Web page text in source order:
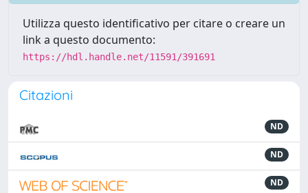
Utilizza questo identificativo per citare o creare un
link a questo documento:
https://hdl.handle.net/11591/391691
Citazioni
ND
ND
ND